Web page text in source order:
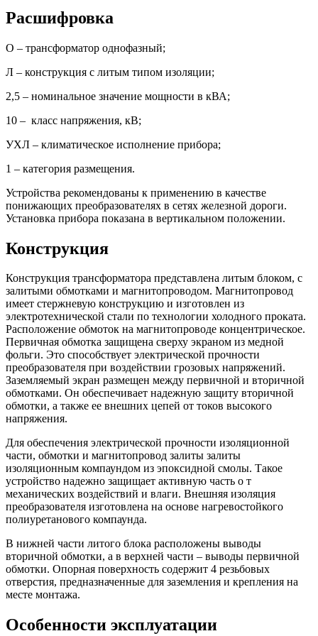
Расшифровка
О – трансформатор однофазный;
Л – конструкция с литым типом изоляции;
2,5 – номинальное значение мощности в кВА;
10 – класс напряжения, кВ;
УХЛ – климатическое исполнение прибора;
1 – категория размещения.
Устройства рекомендованы к применению в качестве
понижающих преобразователях в сетях железной дороги.
Установка прибора показана в вертикальном положении.
Конструкция
Конструкция трансформатора представлена литым блоком, с
залитыми обмотками и магнитопроводом. Магнитопровод
имеет стержневую конструкцию и изготовлен из
электротехнической стали по технологии холодного проката.
Расположение обмоток на магнитопроводе концентрическое.
Первичная обмотка защищена сверху экраном из медной
фольги. Это способствует электрической прочности
преобразователя при воздействии грозовых напряжений.
Заземляемый экран размещен между первичной и вторичной
обмотками. Он обеспечивает надежную защиту вторичной
обмотки, а также ее внешних цепей от токов высокого
напряжения.
Для обеспечения электрической прочности изоляционной
части, обмотки и магнитопровод залиты залиты
изоляционным компаундом из эпоксидной смолы. Такое
устройство надежно защищает активную часть о т
механических воздействий и влаги. Внешняя изоляция
преобразователя изготовлена на основе нагревостойкого
полиуретанового компаунда.
В нижней части литого блока расположены выводы
вторичной обмотки, а в верхней части – выводы первичной
обмотки. Опорная поверхность содержит 4 резьбовых
отверстия, предназначенные для заземления и крепления на
месте монтажа.
Особенности эксплуатации